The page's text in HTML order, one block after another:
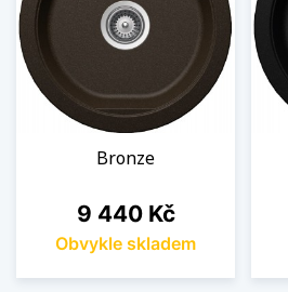
Bronze
Cena
9 440 Kč
Obvykle skladem